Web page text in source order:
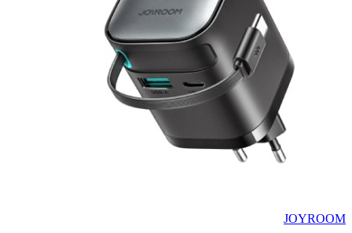
JOYROOM